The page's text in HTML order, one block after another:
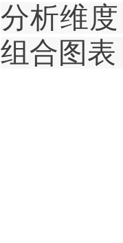
分析维
组合图表